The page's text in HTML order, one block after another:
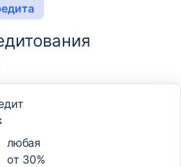
любая
от 30%